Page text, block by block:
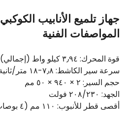
المواصفات الفنية
قوة المحرك: ٣٫٩٤ كيلو واط (إجمالي)
سرعة سير الكاشط: ٧٫٨-١٨ متر/ثانية
حجم السير: ٢ × ٩٤٠ × ٥٠ مم
الجهد: ٢٠٨/٢٣٠ فولت
أقصى قطر للأنبوب: ١١٠ مم (٤ بوصات قطر خارجي)